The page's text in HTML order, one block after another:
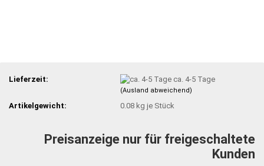
Lieferzeit: ca. 4-5 Tage
(Ausland abweichend)
Artikelgewicht: 0.08 kg je Stück
Preisanzeige nur für freigeschaltete
Kunden